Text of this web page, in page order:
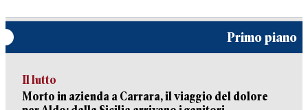
Primo piano
Il lutto
Morto in azienda a Carrara, il viaggio del dolore